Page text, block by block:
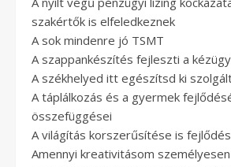
szakértők is elfeledkeznek
A sok mindenre jó TSMT
A szappankészítés fejleszti a
A székhelyed itt egészítsd ki
A táplálkozás és a gyermek
összefüggései
A világítás korszerűsítése is
Amennyi kreativitásom